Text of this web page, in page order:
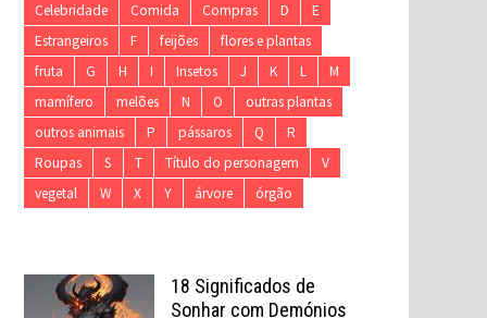
Celebridade
Comida Compras D
E
Estrangeiros
F feijões
flores e plantas
fruta
G H I Insetos J K L
M
mamífero
melões N O
outras plantas
outros animais
P pássaros Q
R
Roupas
S T Título do personagem
V
vegetal
W X Y árvore órgão
18 Significados de
Sonhar com Demónios